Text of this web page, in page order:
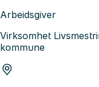
Arbeidsgiver
Virksomhet
kommune